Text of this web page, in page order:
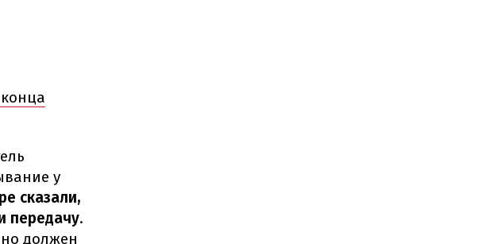
у
сказали,
передачу.
должен